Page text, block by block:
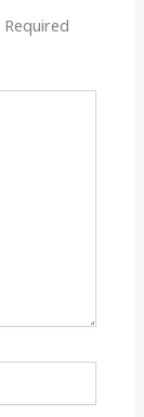
Required